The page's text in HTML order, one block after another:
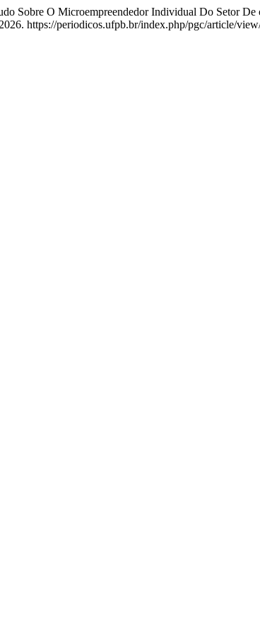
Sobre O Microempreendedor Individual Do Setor
https://periodicos.ufpb.br/index.php/pgc/article/